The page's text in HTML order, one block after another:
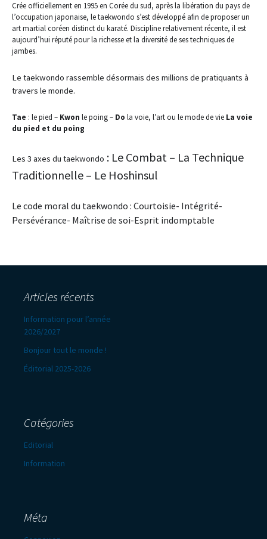
Crée officiellement en 1995 en Corée du sud, après la libération du pays de
l’occupation japonaise, le taekwondo s’est développé afin de proposer un
art martial coréen distinct du karaté. Discipline relativement récente, il est
aujourd’hui réputé pour la richesse et la diversité de ses techniques de
jambes.
Le taekwondo rassemble désormais des millions de pratiquants à
travers le monde.
Tae : le pied – Kwon le poing – Do la voie, l’art ou le mode de vie La voie
du pied et du poing
Les 3 axes du taekwondo : Le Combat – La Technique
Traditionnelle – Le Hoshinsul
Le code moral du taekwondo : Courtoisie- Intégrité-
Persévérance- Maîtrise de soi-Esprit indomptable
Articles récents
Information pour l’année
2026/2027
Bonjour tout le monde !
Éditorial 2025-2026
Catégories
Editorial
Information
Méta